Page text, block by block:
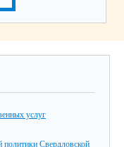
услуг
Свердловской